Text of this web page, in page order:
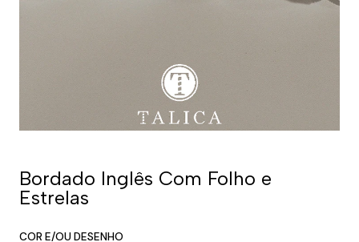
Bordado Inglês Com Folho e
Estrelas
COR E/OU DESENHO